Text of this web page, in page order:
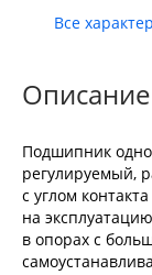
Все
Описание
Подшипник
регулируемый,
с углом
на
в опорах с